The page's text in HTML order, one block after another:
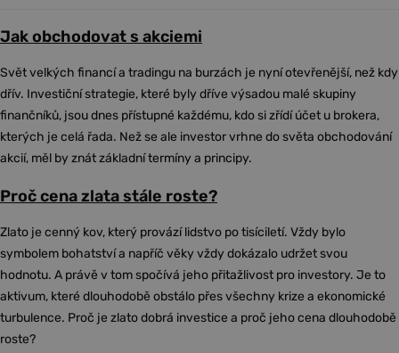
Jak obchodovat s akciemi
Svět velkých financí a tradingu na burzách je nyní otevřenější, než kdy
dřív. Investiční strategie, které byly dříve výsadou malé skupiny
finančníků, jsou dnes přístupné každému, kdo si zřídí účet u brokera,
kterých je celá řada. Než se ale investor vrhne do světa obchodování
akcií, měl by znát základní termíny a principy.
Proč cena zlata stále roste?
Zlato je cenný kov, který provází lidstvo po tisíciletí. Vždy bylo
symbolem bohatství a napříč věky vždy dokázalo udržet svou
hodnotu. A právě v tom spočívá jeho přitažlivost pro investory. Je to
aktivum, které dlouhodobě obstálo přes všechny krize a ekonomické
turbulence. Proč je zlato dobrá investice a proč jeho cena dlouhodobě
roste?